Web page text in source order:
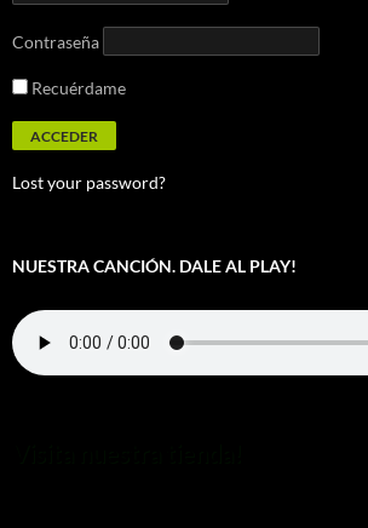
Contraseña
Recuérdame
Lost your password?
NUESTRA CANCIÓN. DALE AL PLAY!